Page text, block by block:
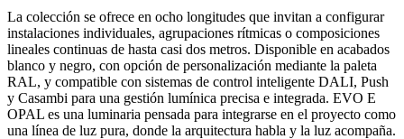
La colección se ofrece en ocho longitudes que invitan a configurar
instalaciones individuales, agrupaciones rítmicas o composiciones
lineales continuas de hasta casi dos metros. Disponible en acabados
blanco y negro, con opción de personalización mediante la paleta
RAL, y compatible con sistemas de control inteligente DALI, Push
y Casambi para una gestión lumínica precisa e integrada. EVO E
OPAL es una luminaria pensada para integrarse en el proyecto como
una línea de luz pura, donde la arquitectura habla y la luz acompaña.